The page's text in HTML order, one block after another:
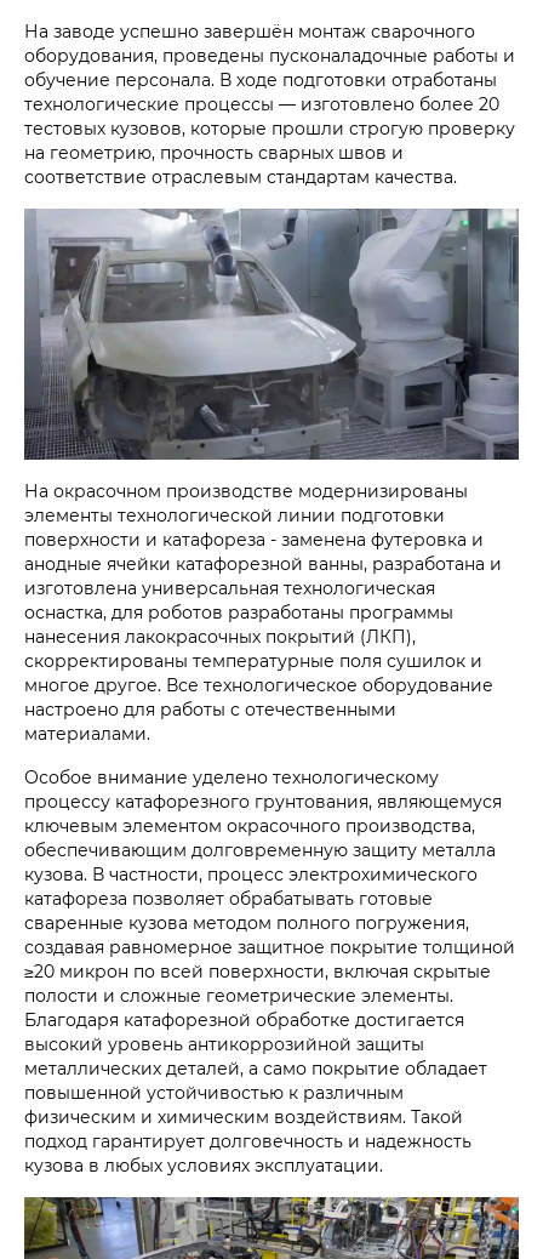
На заводе успешно завершён монтаж сварочного
оборудования, проведены пусконаладочные работы и
обучение персонала. В ходе подготовки отработаны
технологические процессы — изготовлено более 20
тестовых кузовов, которые прошли строгую проверку
на геометрию, прочность сварных швов и
соответствие отраслевым стандартам качества.
На окрасочном производстве модернизированы
элементы технологической линии подготовки
поверхности и катафореза - заменена футеровка и
анодные ячейки катафорезной ванны, разработана и
изготовлена универсальная технологическая
оснастка, для роботов разработаны программы
нанесения лакокрасочных покрытий (ЛКП),
скорректированы температурные поля сушилок и
многое другое. Все технологическое оборудование
настроено для работы с отечественными
материалами.
Особое внимание уделено технологическому
процессу катафорезного грунтования, являющемуся
ключевым элементом окрасочного производства,
обеспечивающим долговременную защиту металла
кузова. В частности, процесс электрохимического
катафореза позволяет обрабатывать готовые
сваренные кузова методом полного погружения,
создавая равномерное защитное покрытие толщиной
≥20 микрон по всей поверхности, включая скрытые
полости и сложные геометрические элементы.
Благодаря катафорезной обработке достигается
высокий уровень антикоррозийной защиты
металлических деталей, а само покрытие обладает
повышенной устойчивостью к различным
физическим и химическим воздействиям. Такой
подход гарантирует долговечность и надежность
кузова в любых условиях эксплуатации.